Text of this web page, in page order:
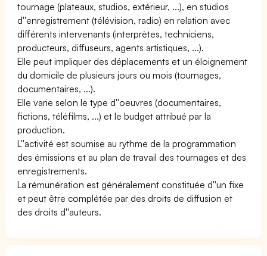
tournage (plateaux, studios, extérieur, ...), en studios
d''enregistrement (télévision, radio) en relation avec
différents intervenants (interprètes, techniciens,
producteurs, diffuseurs, agents artistiques, ...).
Elle peut impliquer des déplacements et un éloignement
du domicile de plusieurs jours ou mois (tournages,
documentaires, ...).
Elle varie selon le type d''oeuvres (documentaires,
fictions, téléfilms, ...) et le budget attribué par la
production.
L''activité est soumise au rythme de la programmation
des émissions et au plan de travail des tournages et des
enregistrements.
La rémunération est généralement constituée d''un fixe
et peut être complétée par des droits de diffusion et
des droits d''auteurs.